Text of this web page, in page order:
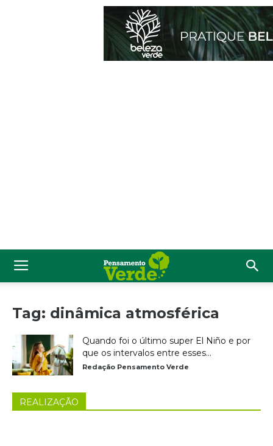
Tag: dinâmica atmosférica
Quando foi o último super El Niño e por
que os intervalos entre esses...
Redação Pensamento Verde
REALIZAÇÃO